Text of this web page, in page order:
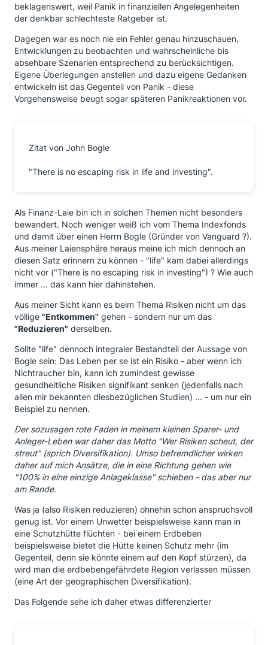
beklagenswert, weil Panik in finanziellen Angelegenheiten
der denkbar schlechteste Ratgeber ist.
Dagegen war es noch nie ein Fehler genau hinzuschauen,
Entwicklungen zu beobachten und wahrscheinliche bis
absehbare Szenarien entsprechend zu berücksichtigen.
Eigene Überlegungen anstellen und dazu eigene Gedanken
entwickeln ist das Gegenteil von Panik - diese
Vorgehensweise beugt sogar späteren Panikreaktionen vor.
Zitat von John Bogle
"There is no escaping risk in life and investing".
Als Finanz-Laie bin ich in solchen Themen nicht besonders
bewandert. Noch weniger weiß ich vom Thema Indexfonds
und damit über einen Herrn Bogle (Gründer von Vanguard ?).
Aus meiner Laiensphäre heraus meine ich mich dennoch an
diesen Satz erinnern zu können - "life" kam dabei allerdings
nicht vor ("There is no escaping risk in investing") ? Wie auch
immer ... das kann hier dahinstehen.
Aus meiner Sicht kann es beim Thema Risiken nicht um das
völlige "Entkommen" gehen - sondern nur um das
"Reduzieren" derselben.
Sollte "life" dennoch integraler Bestandteil der Aussage von
Bogle sein: Das Leben per se ist ein Risiko - aber wenn ich
Nichtraucher bin, kann ich zumindest gewisse
gesundheitliche Risiken signifikant senken (jedenfalls nach
allen mir bekannten diesbezüglichen Studien) ... - um nur ein
Beispiel zu nennen.
Der sozusagen rote Faden in meinem kleinen Sparer- und
Anleger-Leben war daher das Motto "Wer Risiken scheut, der
streut" (sprich Diversifikation). Umso befremdlicher wirken
daher auf mich Ansätze, die in eine Richtung gehen wie
"100% in eine einzige Anlageklasse" schieben - das aber nur
am Rande.
Was ja (also Risiken reduzieren) ohnehin schon anspruchsvoll
genug ist. Vor einem Unwetter beispielsweise kann man in
eine Schutzhütte flüchten - bei einem Erdbeben
beispielsweise bietet die Hütte keinen Schutz mehr (im
Gegenteil, denn sie könnte einem auf den Kopf stürzen), da
wird man die erdbebengefährdete Region verlassen müssen
(eine Art der geographischen Diversifikation).
Das Folgende sehe ich daher etwas differenzierter